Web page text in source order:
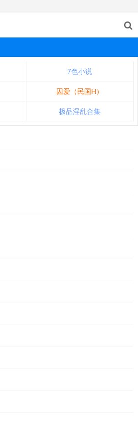
7色小说
囚爱（民国H）
极品淫乱合集